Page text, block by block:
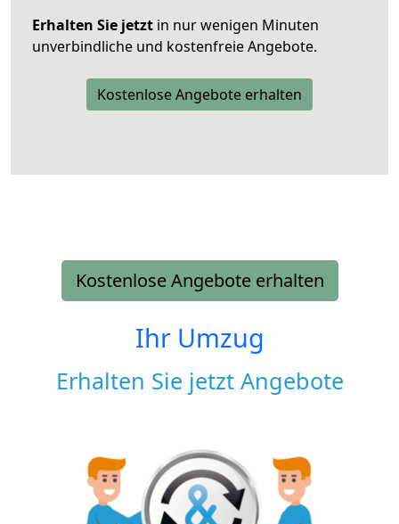
Erhalten Sie jetzt in nur wenigen Minuten
unverbindliche und kostenfreie Angebote.
Kostenlose Angebote erhalten
Kostenlose Angebote erhalten
Ihr Umzug
Erhalten Sie jetzt Angebote